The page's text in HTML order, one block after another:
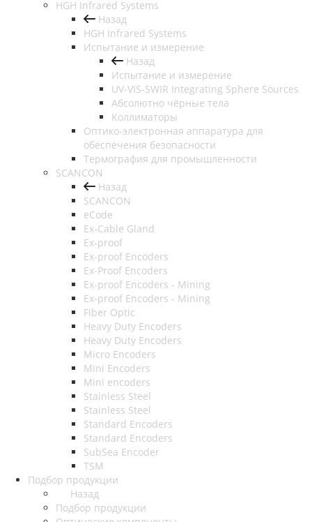
HGH Infrared Systems
Назад
HGH Infrared Systems
Испытание и измерение
Назад
Испытание и измерение
UV-VIS-SWIR Integrating Sphere Sources
Абсолютно чёрные тела
Коллиматоры
Оптико-электронная аппаратура для
обеспечения безопасности
Термография для промышленности
SCANCON
Назад
SCANCON
eCode
Ex-Cable Gland
Ex-proof
Ex-proof Encoders
Ex-Proof Encoders
Ex-proof Encoders - Mining
Ex-proof Encoders - Mining
Fiber Optic
Heavy Duty Encoders
Heavy Duty Encoders
Micro Encoders
Mini Encoders
Mini encoders
Stainless Steel
Stainless Steel
Standard Encoders
Standard Encoders
SubSea Encoder
TSM
Подбор продукции
Назад
Подбор продукции